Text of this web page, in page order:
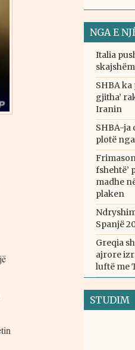
NGA E
Italia
SHBA
gjitha’
Iranin
SHBA-ja
plotë
fshehtë’
madhe
plaken
Spanjë
Greqia
ajrore
luftë me
STUDIM